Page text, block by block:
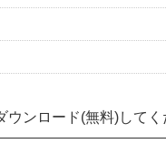
ウンロード(無料)してく